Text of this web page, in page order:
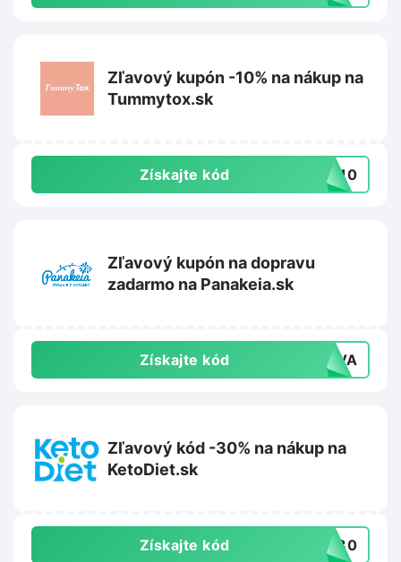
Zľavový kupón -10% na nákup na
Tummytox.sk
Získajte kód AJ10
Zľavový kupón na dopravu
zadarmo na Panakeia.sk
Získajte kód RAVA
Zľavový kód -30% na nákup na
KetoDiet.sk
Získajte kód KD30